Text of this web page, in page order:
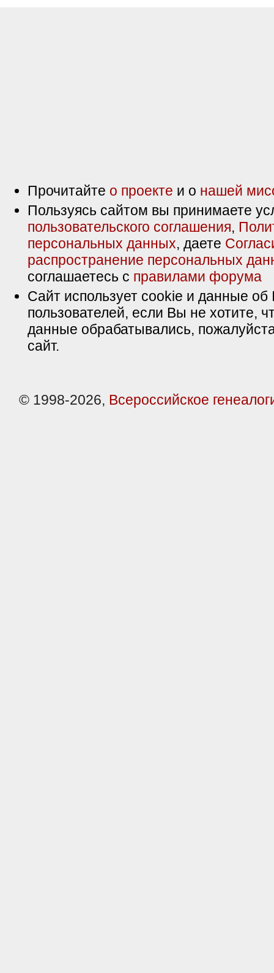
Прочитайте о проекте и о нашей
Пользуясь сайтом вы принимаете
пользовательского соглашения,
персональных данных, даете
распространение персональных
соглашаетесь с правилами форума
Сайт использует cookie и данные об
пользователей, если Вы не хотите,
данные обрабатывались,
сайт.
© 1998-2026, Всероссийское